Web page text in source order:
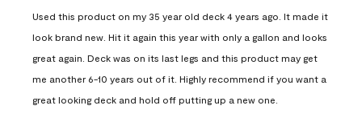
Used this product on my 35 year old deck 4 years ago. It made it
look brand new. Hit it again this year with only a gallon and looks
great again. Deck was on its last legs and this product may get
me another 6-10 years out of it. Highly recommend if you want a
great looking deck and hold off putting up a new one.